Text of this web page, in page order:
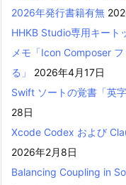
2026年発行書籍有無
HHKB Studio専用キート
メモ「Icon Composer
る」
2026年4月17日
Swift ソートの覚書「英
28日
Xcode Codex および
2026年2月8日
Balancing Coupling in